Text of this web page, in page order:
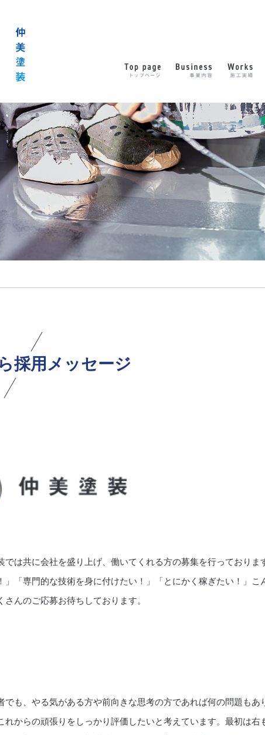
採用メッセージ
は共に会社を盛り上げ、働いてくれる方の募集を行っておりま
「専門的な技術を身に付けたい！」「とにかく稼ぎたい！」こ
んのご応募お待ちしております。
でも、やる気がある方や前向きな思考の方であれば何の問題もあ
れからの頑張りをしっかり評価したいと考えています。最初は右